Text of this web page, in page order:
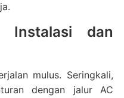
Instalasi dan
mulus. Seringkali,
dengan jalur AC